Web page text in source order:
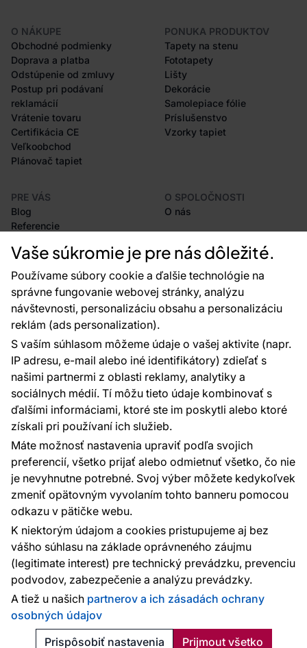
Vaše súkromie je pre nás dôležité.
Používame súbory cookie a ďalšie technológie na
správne fungovanie webovej stránky, analýzu
návštevnosti, personalizáciu obsahu a personalizáciu
reklám (ads personalization).
S vaším súhlasom môžeme údaje o vašej aktivite (napr.
IP adresu, e-mail alebo iné identifikátory) zdieľať s
našimi partnermi z oblasti reklamy, analytiky a
sociálnych médií. Tí môžu tieto údaje kombinovať s
ďalšími informáciami, ktoré ste im poskytli alebo ktoré
získali pri používaní ich služieb.
Máte možnosť nastavenia upraviť podľa svojich
preferencií, všetko prijať alebo odmietnuť všetko, čo nie
je nevyhnutne potrebné. Svoj výber môžete kedykoľvek
zmeniť opätovným vyvolaním tohto banneru pomocou
odkazu v pätičke webu.
K niektorým údajom a cookies pristupujeme aj bez
vášho súhlasu na základe oprávneného záujmu
(legitimate interest) pre technický prevádzku, prevenciu
podvodov, zabezpečenie a analýzu prevádzky.
A tiež u našich partnerov a ich zásadách ochrany
osobných údajov
Prispôsobiť nastavenia
Prijmout všetko
O NÁKUPE
Obchodné podmienky
Doprava a platba
Odstúpenie od zmluvy
Postup pri podávaní
reklamácií
Vrátenie tovaru
Certifikácia CE
Veľkoobchod
Plánovač tapiet
PONUKA PRODUKTOV
Tapety na stenu
Fototapety
Lišty
Dekorácie
Samolepiace fólie
Príslušenstvo
Vzorky tapiet
PRE VÁS
Blog
Referencie
Rady a tipy
Najčastejšie otázky
O SPOLOČNOSTI
O nás
Kontakty
Sme tu pre vás 24 hodín denne, 7 dní v
týždni
+420 777 004 021
info@vavex.cz
Vavex 1990 s.r.o., IČ: 26776251, DIČ: CZ26776251
Dělostřelecká 330, Příbram 261 01
Ďalšie kontakty
Platobné metódy:
Platby zaisťuje:
© 2010 - 2026Vavex
Reklalink s.r.o.
Ochrana osobných údajovCookies